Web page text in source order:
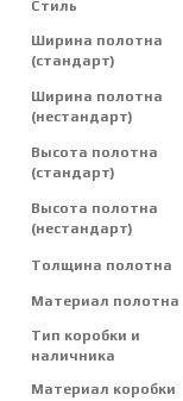
Стиль
Ширина полотна
(стандарт)
Ширина полотна
(нестандарт)
Высота полотна
(стандарт)
Высота полотна
(нестандарт)
Толщина полотна
Материал полотна
Тип коробки и
наличника
Материал коробки